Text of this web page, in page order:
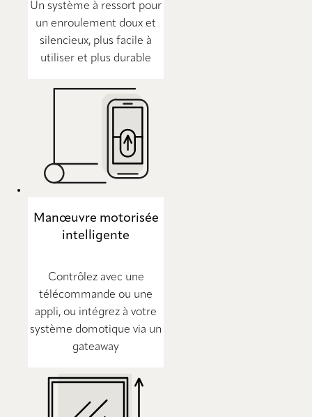
Un système à ressort pour
un enroulement doux et
silencieux, plus facile à
utiliser et plus durable
Manœuvre motorisée
intelligente
Contrôlez avec une
télécommande ou une
appli, ou intégrez à votre
système domotique via un
gateaway